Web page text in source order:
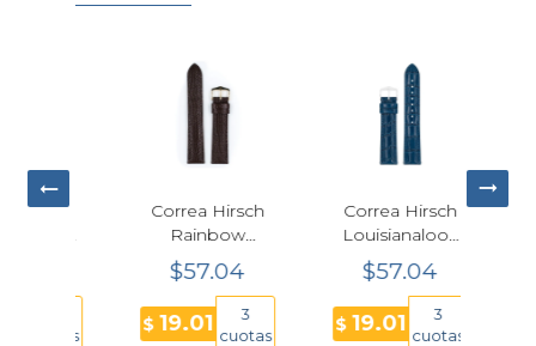
Correa Hirsch
Rainbow
Marrón Cuero
Grabado Lizard
18mm
$57.04
19.01
3
cuotas
Correa Hirsch
Louisianalook
Azul 18mm
$57.04
19.01
3
cuotas